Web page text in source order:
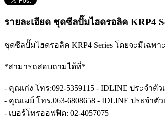
รายละเอียด ชุดซีลปั๊มไฮดรอลิค KRP4
ชุดซีลปั๊มไฮดรอลิค KRP4 Series โดยจะมีเฉ
*สามารถสอบถามได้ที่*
- คุณเก่ง โทร:092-5359115 - IDLINE ประจำตัว
- คุณเมย์ โทร.063-6808658 - IDLINE ประจำตัว
- เบอร์โทรออฟฟิต: 02-4057075